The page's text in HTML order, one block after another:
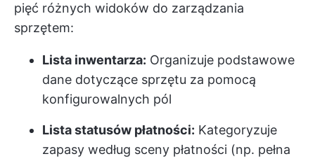
pięć różnych widoków do zarządzania
sprzętem:
Lista inwentarza: Organizuje podstawowe
dane dotyczące sprzętu za pomocą
konfigurowalnych pól
Lista statusów płatności: Kategoryzuje
zapasy według sceny płatności (np. pełna